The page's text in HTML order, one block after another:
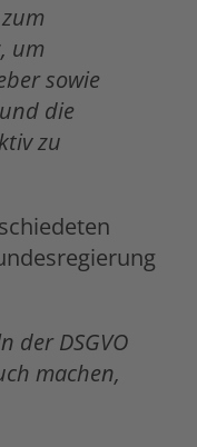
um
sowie
die
zu
der DSGVO
machen,